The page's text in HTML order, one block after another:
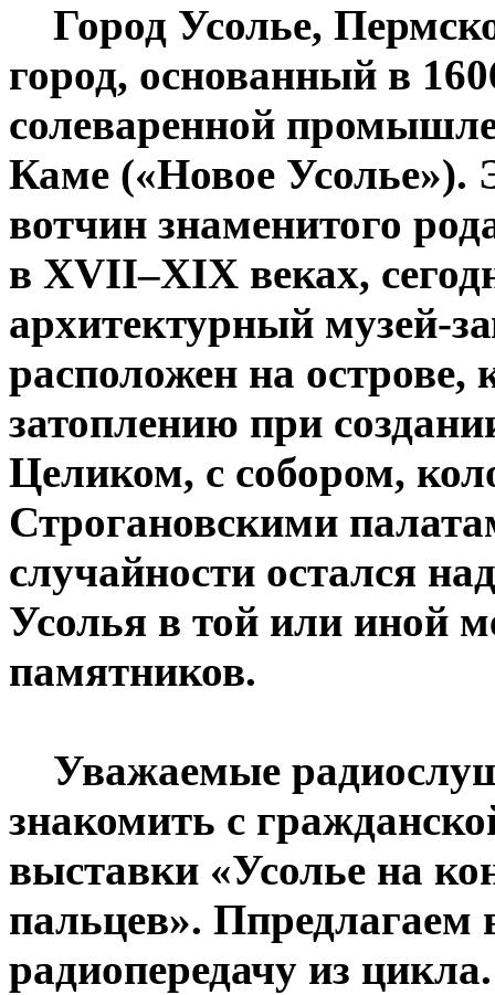
Город Усолье,
город, основанный в
солеваренной
Каме («Новое Усолье»).
вотчин знаменитого
в XVII–XIX веках,
архитектурный музей-
расположен на
затоплению при
Целиком, с собором,
Строгановскими
случайности остался
Усолья в той или иной
памятников.
Уважаемые
знакомить с
выставки «Усолье на
пальцев».
радиопередачу из цикла.